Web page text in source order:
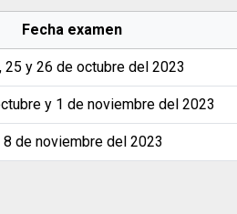
Fecha examen
25 y 26 de octubre del 2023
y 1 de noviembre del 2023
8 de noviembre del 2023